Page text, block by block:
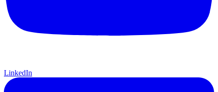
LinkedIn